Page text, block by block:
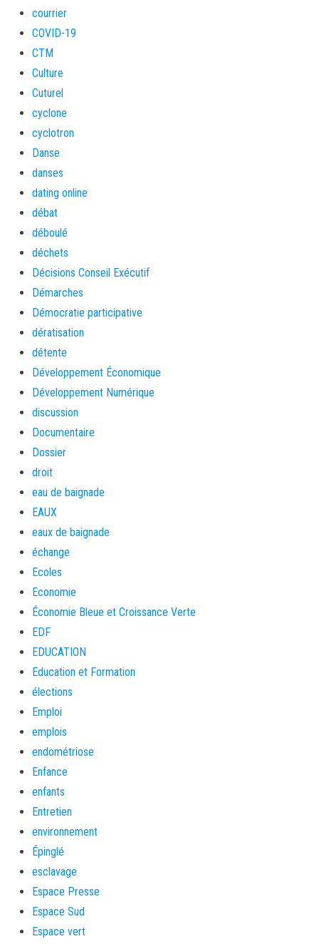
courrier
COVID-19
CTM
Culture
Cuturel
cyclone
cyclotron
Danse
danses
dating online
débat
déboulé
déchets
Décisions Conseil Exécutif
Démarches
Démocratie participative
dératisation
détente
Développement Économique
Développement Numérique
discussion
Documentaire
Dossier
droit
eau de baignade
EAUX
eaux de baignade
échange
Ecoles
Economie
Économie Bleue et Croissance Verte
EDF
EDUCATION
Education et Formation
élections
Emploi
emplois
endométriose
Enfance
enfants
Entretien
environnement
Épinglé
esclavage
Espace Presse
Espace Sud
Espace vert